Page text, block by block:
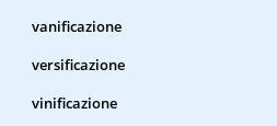
vanificazione
versificazione
vinificazione